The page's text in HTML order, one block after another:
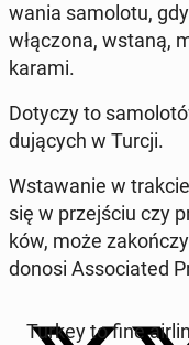
wa­nia sa­mo­lo­tu,
włą­czo­na, wstaną,
karami.
Dotyczy to
du­ją­cych w Turcji.
Wsta­wa­nie w
się w przej­ściu czy
ków, może
donosi As­so­cia­ted
Turkey to fine